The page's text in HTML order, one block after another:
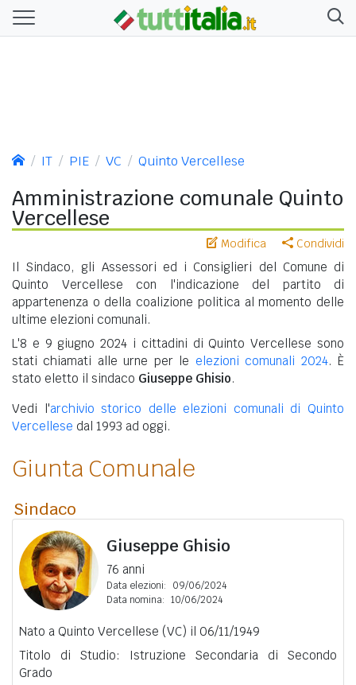
IT PIE VC Quinto Vercellese
Amministrazione comunale Quinto
Vercellese
Modifica Condividi
Il Sindaco, gli Assessori ed i Consiglieri del Comune di
Quinto Vercellese con l'indicazione del partito di
appartenenza o della coalizione politica al momento delle
ultime elezioni comunali.
L'8 e 9 giugno 2024 i cittadini di Quinto Vercellese sono
stati chiamati alle urne per le elezioni comunali 2024. È
stato eletto il sindaco Giuseppe Ghisio.
Vedi l'archivio storico delle elezioni comunali di Quinto
Vercellese dal 1993 ad oggi.
Giunta Comunale
Sindaco
Giuseppe Ghisio
76 anni
Data elezioni:
09/06/2024
Data nomina: 10/06/2024
Nato a Quinto Vercellese (VC) il 06/11/1949
Titolo di Studio: Istruzione Secondaria di Secondo
Grado